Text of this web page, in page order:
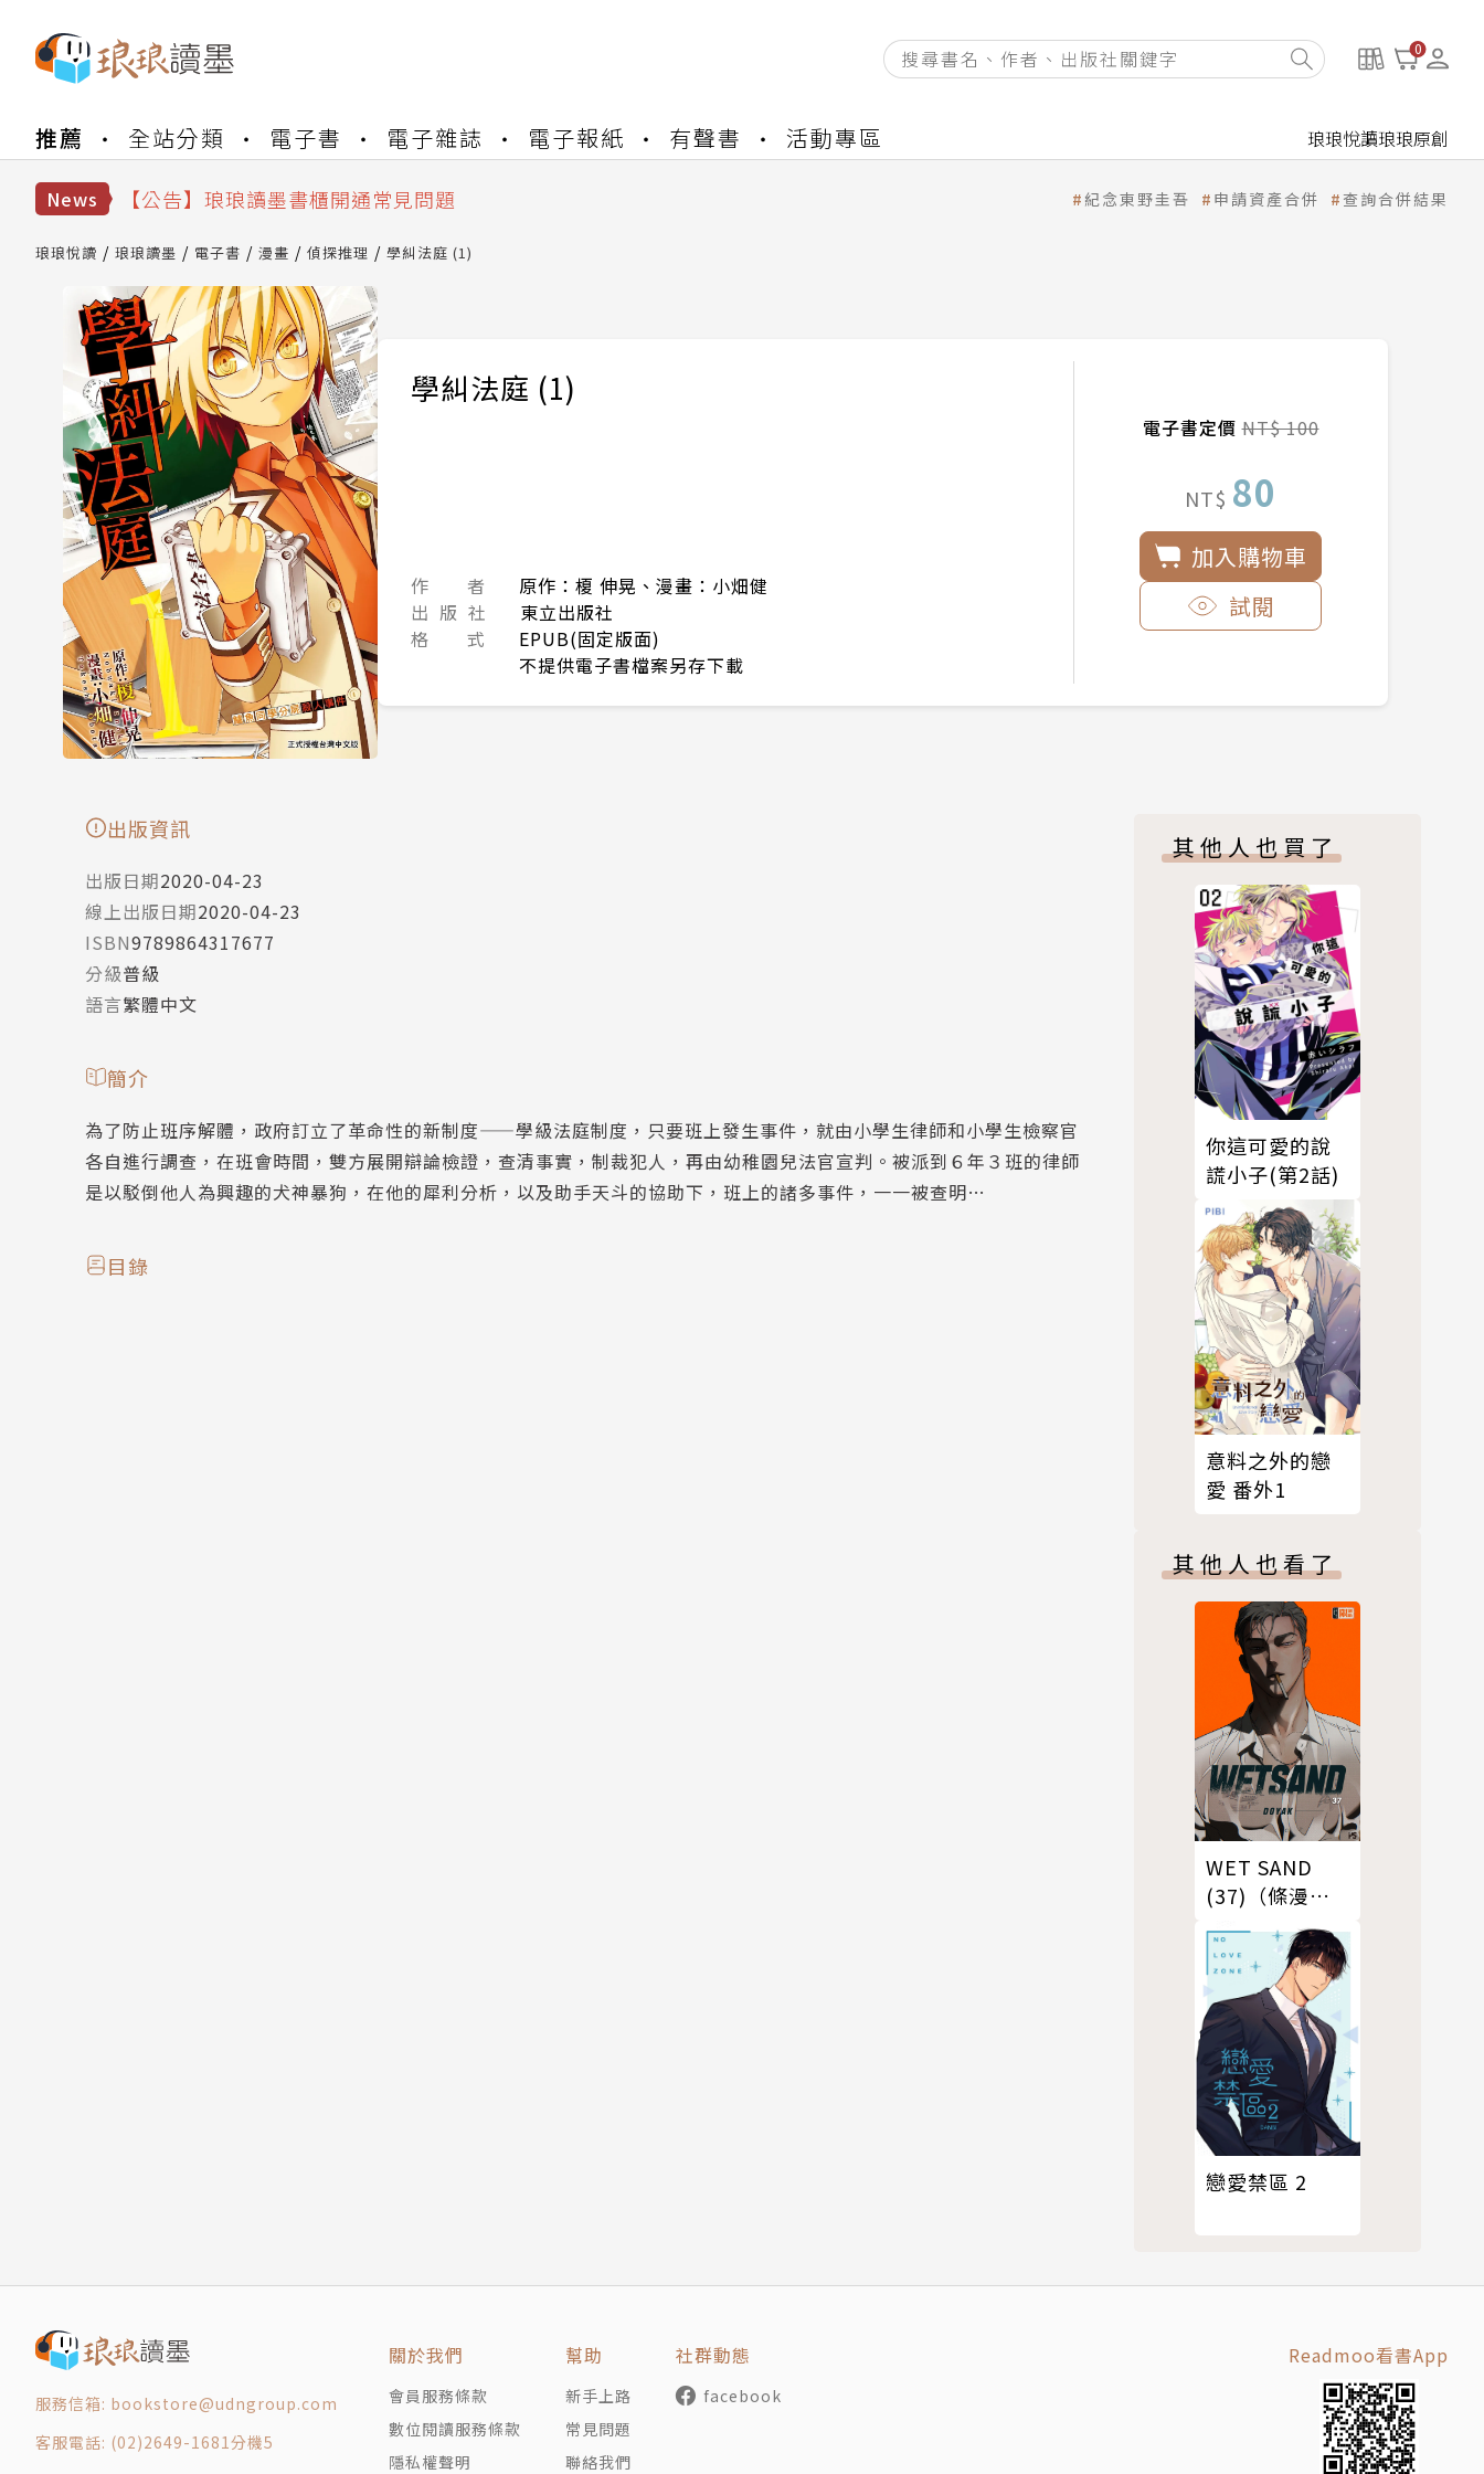
0
推薦 全站分類 電子書 電子雜誌 電子報紙 有聲書 活動專區 琅琅悅讀琅琅原創
News
【公告】琅琅書店服務升級重要說明及資產合併結果查詢
【公告】琅琅讀墨數位閱讀資產合併與書櫃開通申請
【公告】琅琅讀墨書櫃開通常見問題
【公告】琅琅書店服務升級重要說明及資產合併結果查詢
紀念東野圭吾 申請資產合併 查詢合併結果
琅琅悅讀 琅琅讀墨 電子書 漫畫 偵探推理 學糾法庭 (1)
學糾法庭 (1)
作 者
原作：榎 伸晃、漫畫：小畑健
出 版 社
東立出版社
格 式
EPUB(固定版面)
不提供電子書檔案另存下載
電子書定價NT$ 100
NT$ 80
加入購物車
試閱
出版資訊
出版日期2020-04-23
線上出版日期2020-04-23
ISBN9789864317677
分級普級
語言繁體中文
簡介
為了防止班序解體，政府訂立了革命性的新制度——學級法庭制度，只要班上發生事件，就由小學生律師和小學生檢察官
各自進行調查，在班會時間，雙方展開辯論檢證，查清事實，制裁犯人，再由幼稚園兒法官宣判。被派到６年３班的律師
是以駁倒他人為興趣的犬神暴狗，在他的犀利分析，以及助手天斗的協助下，班上的諸多事件，一一被查明…
目錄
其他人也買了
你這可愛的說
謊小子(第2話)
意料之外的戀
愛 番外1
其他人也看了
WET SAND
(37)（條漫
版）
戀愛禁區 2
服務信箱: bookstore@udngroup.com
客服電話: (02)2649-1681分機5
關於我們
會員服務條款
數位閱讀服務條款
隱私權聲明
幫助
新手上路
常見問題
聯絡我們
社群動態
facebook
Readmoo看書App